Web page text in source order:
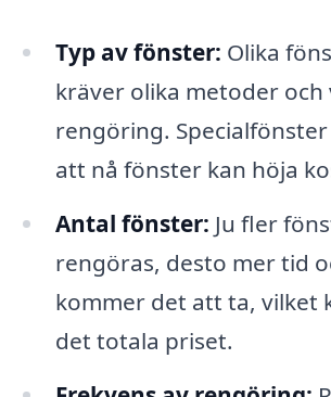
Typ av fönster: Olika
kräver olika metoder
rengöring.
att nå fönster kan höja
Antal fönster: Ju fler
rengöras, desto mer tid
kommer det att ta, vilket
det totala priset.